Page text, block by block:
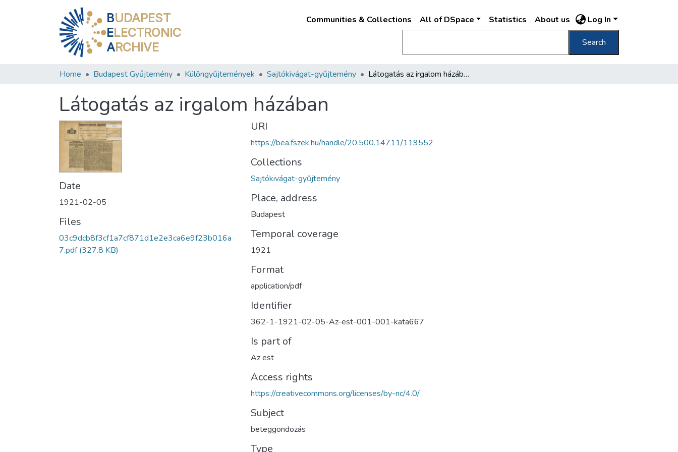
BUDAPEST
ELECTRONIC
ARCHIVE
Communities & Collections All of DSpace Statistics About us Log In
Search
Home Budapest Gyűjtemény Különgyűjtemények Sajtókivágat-gyűjtemény Látogatás az irgalom házában
Látogatás az irgalom házában
Date
1921-02-05
Files
03c9dcb8f3cf1a7cf871d1e2e3ca6e9f23b016a
7.pdf(327.8 KB)
URI
https://bea.fszek.hu/handle/20.500.14711/119552
Collections
Sajtókivágat-gyűjtemény
Place, address
Budapest
Temporal coverage
1921
Format
application/pdf
Identifier
362-1-1921-02-05-Az-est-001-001-kata667
Is part of
Az est
Access rights
https://creativecommons.org/licenses/by-nc/4.0/
Subject
beteggondozás
Type